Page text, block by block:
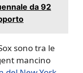
da 92
sono tra le
mancino